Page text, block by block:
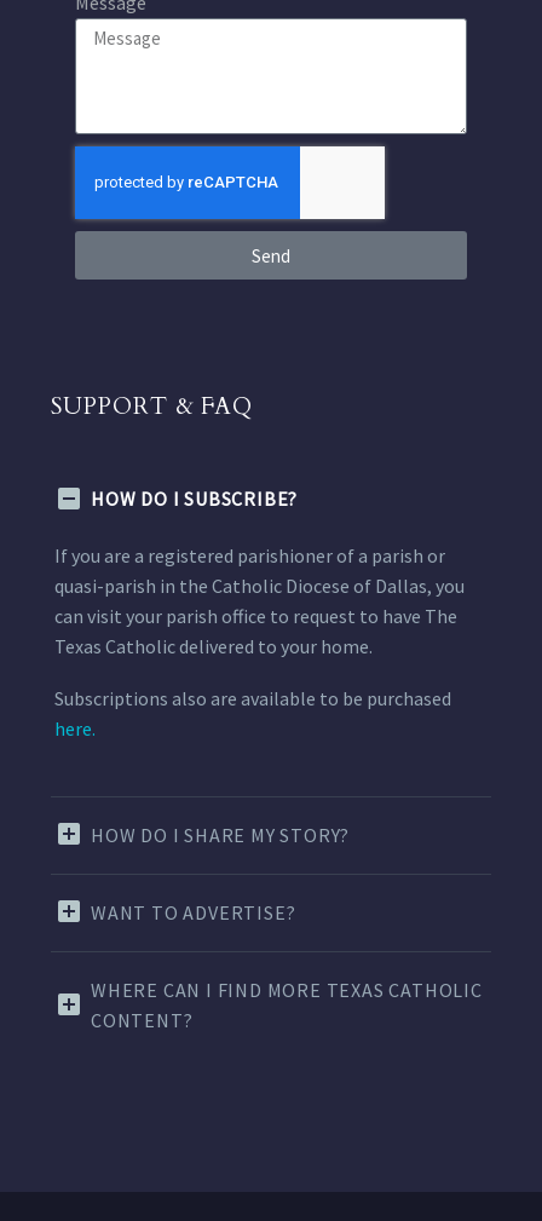
Send
SUPPORT & FAQ
HOW DO I SUBSCRIBE?
If you are a registered parishioner of a parish or
quasi-parish in the Catholic Diocese of Dallas, you
can visit your parish office to request to have The
Texas Catholic delivered to your home.
Subscriptions also are available to be purchased
here.
HOW DO I SHARE MY STORY?
WANT TO ADVERTISE?
WHERE CAN I FIND MORE TEXAS CATHOLIC
CONTENT?